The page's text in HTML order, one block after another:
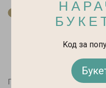
ПАЗАРУВАЈ
Kод за